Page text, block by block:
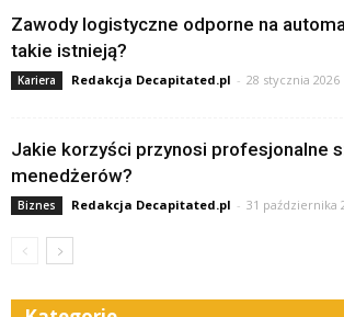
Zawody logistyczne odporne na
takie istnieją?
Kariera Redakcja Decapitated.pl - 28 stycznia 2026
Jakie korzyści przynosi profesjonalne
menedżerów?
Biznes Redakcja Decapitated.pl - 31 października